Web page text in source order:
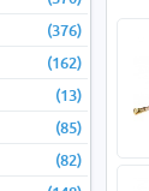
(376)
(162)
(13)
(85)
(82)